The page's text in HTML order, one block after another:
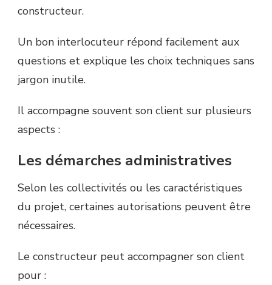
constructeur.
Un bon interlocuteur répond facilement aux
questions et explique les choix techniques sans
jargon inutile.
Il accompagne souvent son client sur plusieurs
aspects :
Les démarches administratives
Selon les collectivités ou les caractéristiques
du projet, certaines autorisations peuvent être
nécessaires.
Le constructeur peut accompagner son client
pour :